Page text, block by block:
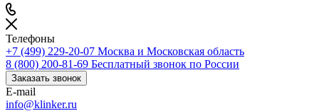
Телефоны
+7 (499) 229-20-07 Москва и Московская область
8 (800) 200-81-69 Бесплатный звонок по России
Заказать звонок
E-mail
info@klinker.ru